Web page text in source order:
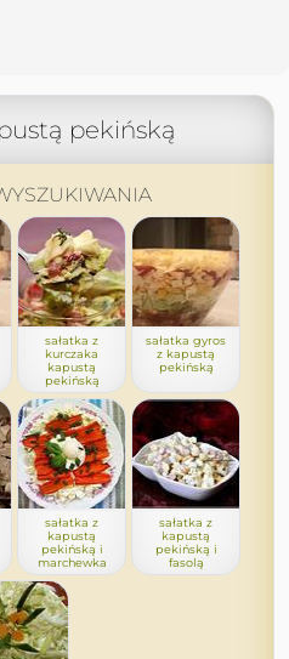
pekińską
sałatka z
kurczaka
kapustą
pekińską
sałatka gyros
z kapustą
pekińską
sałatka z
kapustą
pekińską i
marchewka
sałatka z
kapustą
pekińską i
fasolą